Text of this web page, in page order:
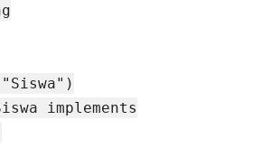
"Siswa")
implements